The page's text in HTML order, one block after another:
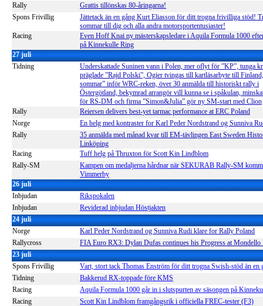
Rally
Grattis tillönskas 80-åringarna!
Spons Frivillig
Jättetack än en gång Kurt Eliasson för ditt trogna frivilliga stöd!
sommar till dig och alla andra motorsportentusiaster!
Racing
Even Hoff Knai ny mästerskapsledare i Aquila Formula 1000
på Kinnekulle Ring
27 juli
Tidning
Underskattade Suninen vann i Polen, mer oflyt för ”KP”, tunga
präglade ”Rajd Polski”, Ogier tvingas till kartläsarbyte till
sommar” inför WRC-reken, över 30 anmälda till historiskt rally i
Östergötland, bekymrad arrangör vill kunna se i spåkulan,
för RS-DM och firma ”Simon&Julia” gör ny SM-start med Clion
Rally
Reiersen delivers best-yet tarmac performance at ERC Poland
Norge
En helg med kontraster for Karl Peder Nordstrand og Sunniva
Rally
35 anmälda med månad kvar till EM-tävlingen East Sweden
Linköping
Racing
Tuff helg på Thruxton för Scott Kin Lindblom
Rally-SM
Kampen om medaljerna hårdnar när SEKURAB Rally-SM
Vimmerby
26 juli
Inbjudan
Rikspokalen
Inbjudan
Reviderad inbjudan Höstjakten
24 juli
Norge
Karl Peder Nordstrand og Sunniva Rudi klare for Rally Poland
Rallycross
FIA Euro RX3: Dylan Dufas continues his Progress at Mondello
23 juli
Spons Frivillig
Vart, stort tack Thomas Enström för ditt trogna Swish-stöd än en
Tidning
Bakkerud RX-toppade före KMS
Racing
Aquila Formula 1000 går in i slutspurten av säsongen på
Racing
Scott Kin Lindblom framgångsrik i officiella FREC-tester (F3)